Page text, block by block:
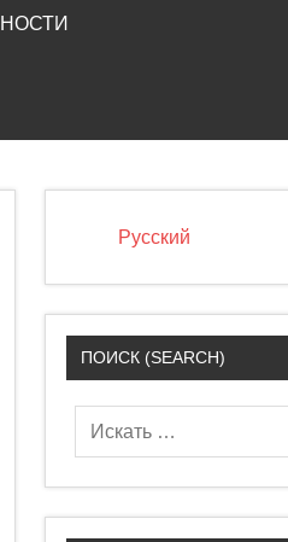
Русский
ПОИСК (SEARCH)